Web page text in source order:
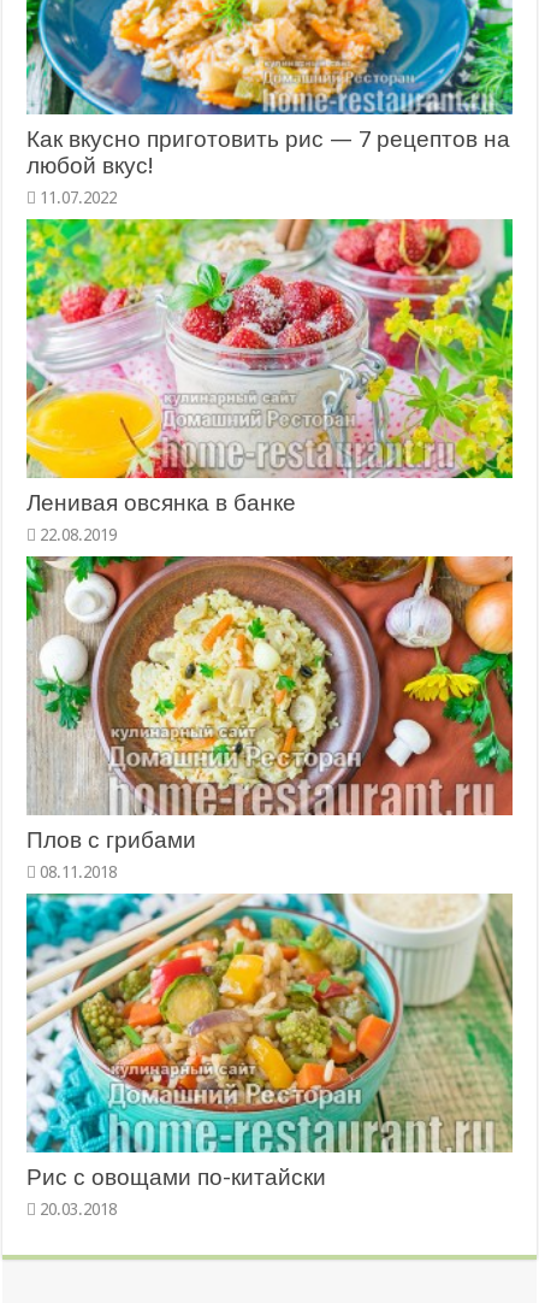
Как вкусно приготовить рис — 7 рецептов на
любой вкус!
11.07.2022
Ленивая овсянка в банке
22.08.2019
Плов с грибами
08.11.2018
Рис с овощами по-китайски
20.03.2018